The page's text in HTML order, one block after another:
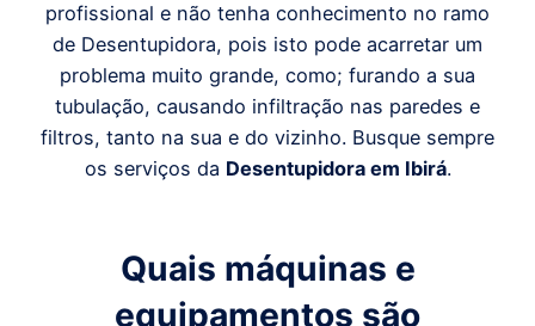
profissional e não tenha conhecimento no ramo
de Desentupidora, pois isto pode acarretar um
problema muito grande, como; furando a sua
tubulação, causando infiltração nas paredes e
filtros, tanto na sua e do vizinho. Busque sempre
os serviços da Desentupidora em Ibirá.
Quais máquinas e
equipamentos são